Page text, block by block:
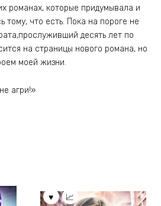
романах, которые придумывала и
тому, что есть. Пока на пороге не
десять лет по
на страницы нового романа, но
моей жизни.
агри!»